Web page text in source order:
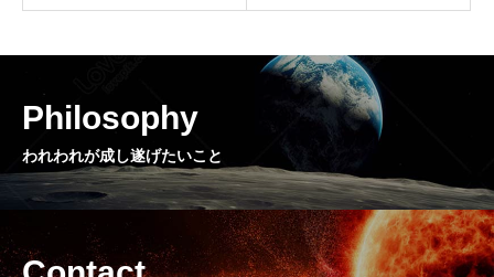
Philosophy
われわれが成し遂げたいこと